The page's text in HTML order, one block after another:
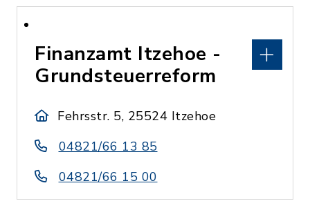
Finanzamt Itzehoe -
Grundsteuerreform
Fehrsstr. 5, 25524 Itzehoe
04821/66 13 85
04821/66 15 00